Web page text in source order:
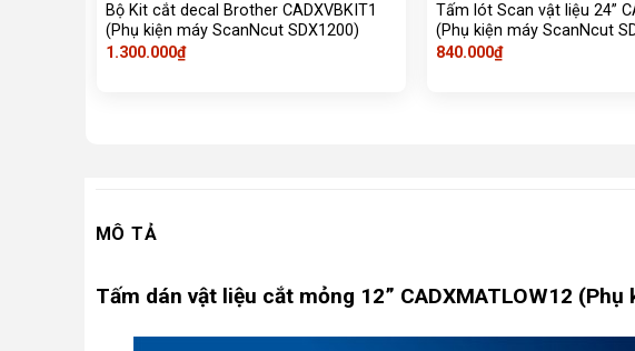
Bộ Kit cắt decal Brother CADXVBKIT1
(Phụ kiện máy ScanNcut SDX1200)
1.300.000₫
Tấm lót Scan vật liệu 24”
(Phụ kiện máy ScanNcut
840.000₫
MÔ TẢ
Tấm dán vật liệu cắt mỏng 12” CADXMATLOW12